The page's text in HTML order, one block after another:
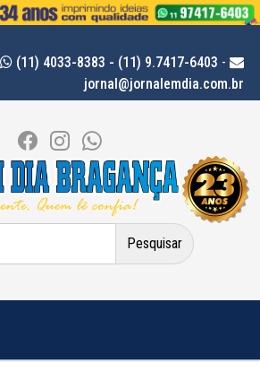
(11) 4033-8383 - (11) 9.7417-6403 -
jornal@jornalemdia.com.br